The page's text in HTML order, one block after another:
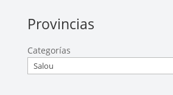
Provincias
Categorías